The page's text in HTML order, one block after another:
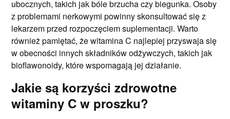
ubocznych, takich jak bóle brzucha czy biegunka. Osoby
z problemami nerkowymi powinny skonsultować się z
lekarzem przed rozpoczęciem suplementacji. Warto
również pamiętać, że witamina C najlepiej przyswaja się
w obecności innych składników odżywczych, takich jak
bioflawonoidy, które wspomagają jej działanie.
Jakie są korzyści zdrowotne
witaminy C w proszku?